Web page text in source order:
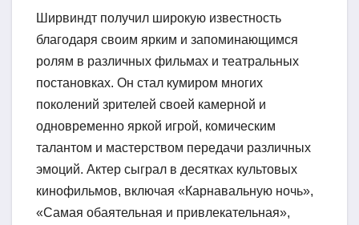
Ширвиндт получил широкую известность
благодаря своим ярким и запоминающимся
ролям в различных фильмах и театральных
постановках. Он стал кумиром многих
поколений зрителей своей камерной и
одновременно яркой игрой, комическим
талантом и мастерством передачи различных
эмоций. Актер сыграл в десятках культовых
кинофильмов, включая «Карнавальную ночь»,
«Самая обаятельная и привлекательная»,